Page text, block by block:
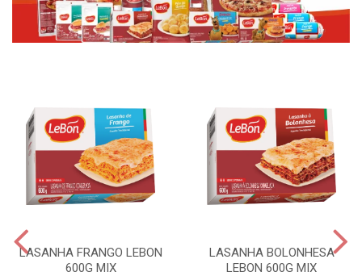
LASANHA FRANGO LEBON
600G MIX
LASANHA BOLONHESA
LEBON 600G MIX